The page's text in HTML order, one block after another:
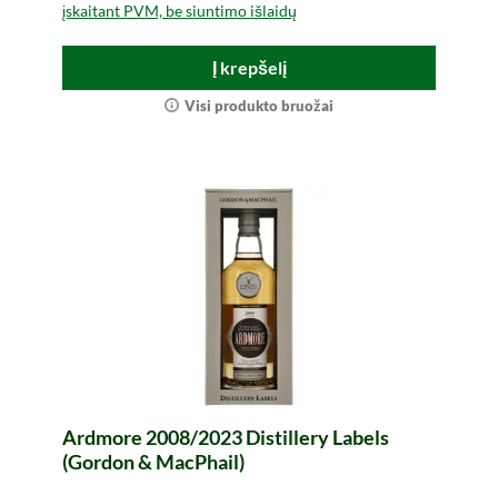
įskaitant PVM, be siuntimo išlaidų
Į krepšelį
Visi produkto bruožai
Ardmore 2008/2023 Distillery Labels
(Gordon & MacPhail)